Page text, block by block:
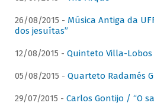
26/08/2015 - Música Antiga da
dos jesuítas”
12/08/2015 - Quinteto Villa-Lobos
05/08/2015 - Quarteto Radamés
29/07/2015 - Carlos Gontijo / “O